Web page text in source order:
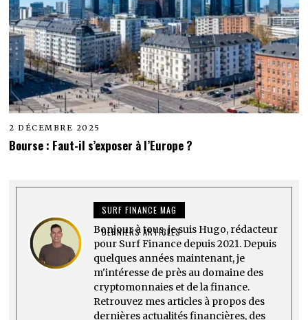
2 DÉCEMBRE 2025
Bourse : Faut-il s’exposer à l’Europe ?
SURF FINANCE MAG
DERNIERS ARTICLES
Bonjour à tous, je suis Hugo, rédacteur
pour Surf Finance depuis 2021. Depuis
quelques années maintenant, je
m'intéresse de près au domaine des
cryptomonnaies et de la finance.
Retrouvez mes articles à propos des
dernières actualités financières, des